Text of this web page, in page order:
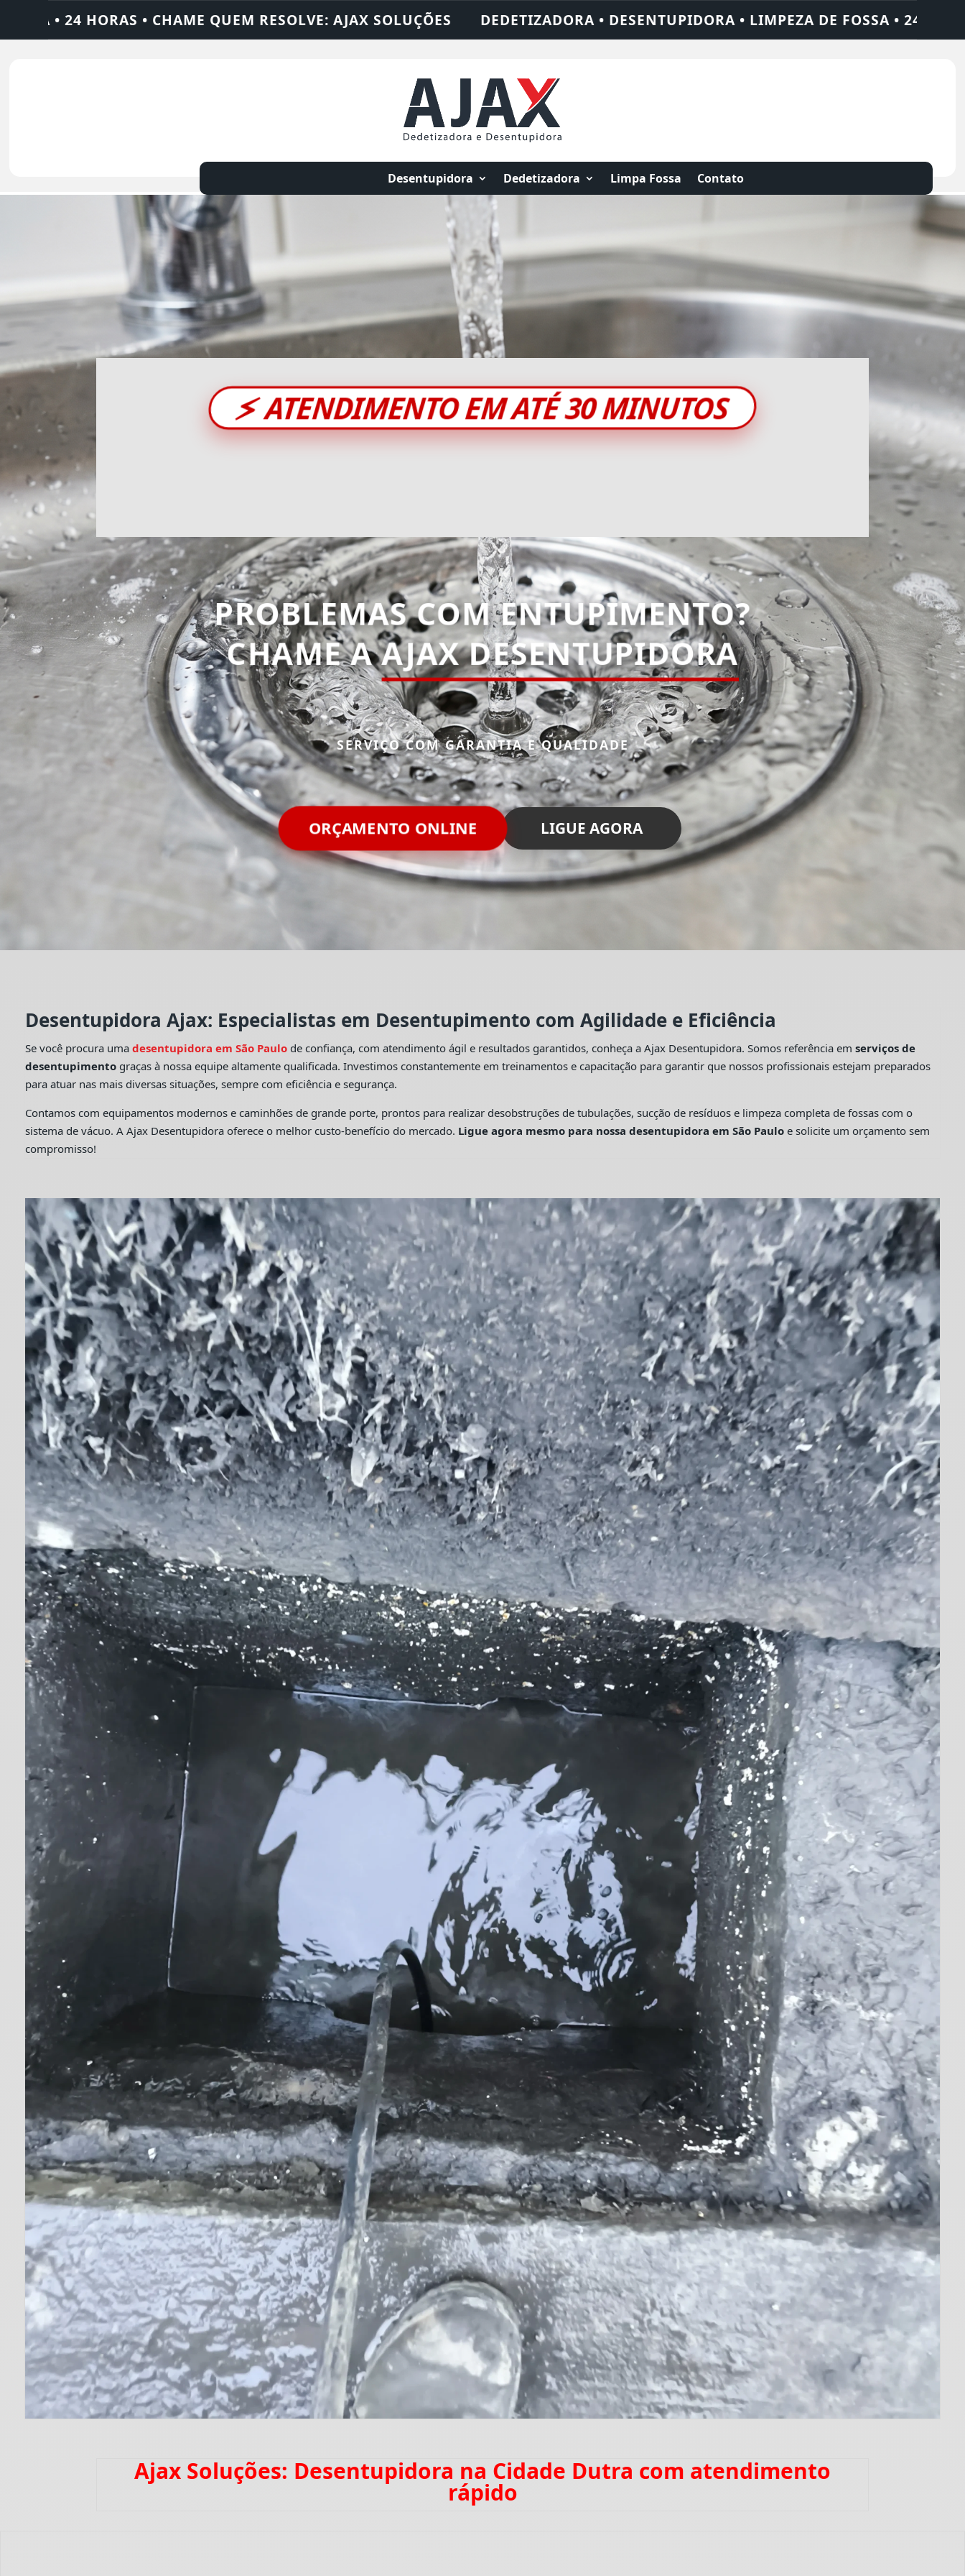
AJAX SOLUÇÕES DEDETIZADORA • DESENTUPIDORA • LIMPEZA DE FOSSA • 24 HORAS • CHAME QUEM RESOLVE: AJAX
Desentupidora Dedetizadora Limpa Fossa Contato
⚡ATENDIMENTO EM ATÉ 30 MINUTOS
PROBLEMAS COM ENTUPIMENTO?
CHAME AAJAX DESENTUPIDORA
SERVIÇO COM GARANTIA E QUALIDADE
ORÇAMENTO ONLINE LIGUE AGORA
Desentupidora Ajax: Especialistas em Desentupimento com Agilidade e Eficiência
Se você procura uma desentupidora em São Paulo de confiança, com atendimento ágil e resultados garantidos, conheça a Ajax Desentupidora. Somos referência em serviços de
desentupimentograças à nossa equipe altamente qualificada. Investimos constantemente em treinamentos e capacitação para garantir que nossos profissionais estejam preparados
para atuar nas mais diversas situações, sempre com eficiência e segurança.
Contamos com equipamentos modernos e caminhões de grande porte, prontos para realizar desobstruções de tubulações, sucção de resíduos e limpeza completa de fossas com o
sistema de vácuo. A Ajax Desentupidora oferece o melhor custo-benefício do mercado. Ligue agora mesmo para nossa desentupidora em São Pauloe solicite um orçamento sem
compromisso!
Ajax Soluções: Desentupidora na Cidade Dutra com atendimento
rápido